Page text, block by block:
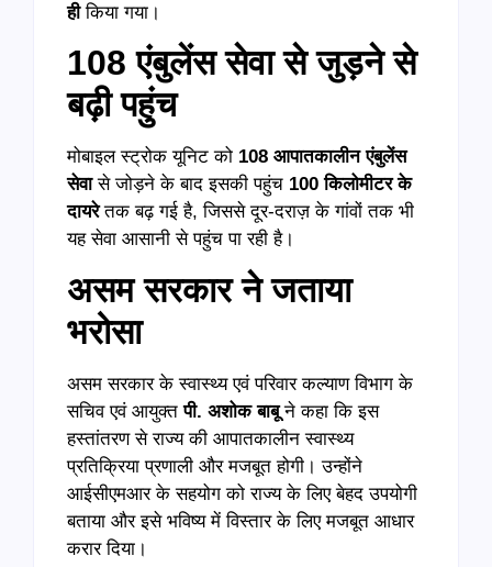
हीकिया गया।
108 एंबुलेंस सेवा से जुड़ने से
बढ़ी पहुंच
मोबाइल स्ट्रोक यूनिट को 108 आपातकालीन एंबुलेंस
सेवासे जोड़ने के बाद इसकी पहुंच 100 किलोमीटर के
दायरेतक बढ़ गई है, जिससे दूर-दराज़ के गांवों तक भी
यह सेवा आसानी से पहुंच पा रही है।
असम सरकार ने जताया
भरोसा
असम सरकार के स्वास्थ्य एवं परिवार कल्याण विभाग के
सचिव एवं आयुक्तपी. अशोक बाबूने कहा कि इस
हस्तांतरण से राज्य की आपातकालीन स्वास्थ्य
प्रतिक्रिया प्रणाली और मजबूत होगी। उन्होंने
आईसीएमआर के सहयोग को राज्य के लिए बेहद उपयोगी
बताया और इसे भविष्य में विस्तार के लिए मजबूत आधार
करार दिया।